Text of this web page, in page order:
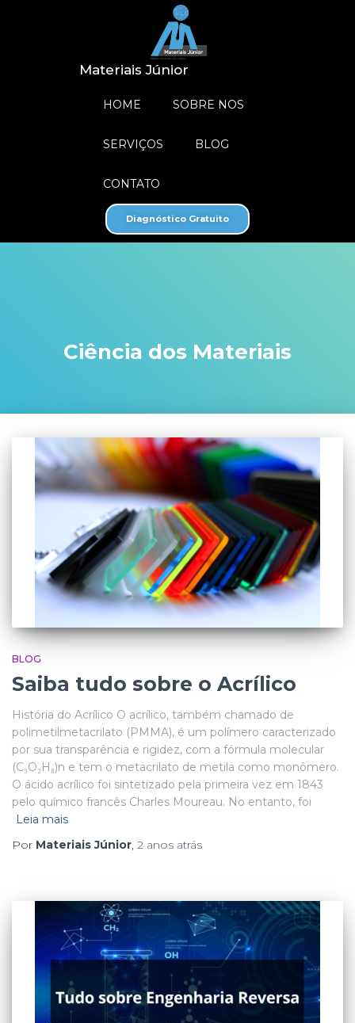
Materiais Júnior
HOME SOBRE NOS
SERVIÇOS BLOG
CONTATO
Diagnóstico Gratuito
Ciência dos Materiais
BLOG
Saiba tudo sobre o Acrílico
História do Acrílico O acrílico, também chamado de
polimetilmetacrilato (PMMA), é um polímero caracterizado
por sua transparência e rigidez, com a fórmula molecular
(C₅O₂H₈)n e tem o metacrilato de metila como monômero.
O ácido acrílico foi sintetizado pela primeira vez em 1843
pelo químico francês Charles Moureau. No entanto, foi
Leia mais
Por Materiais Júnior, 2 anos atrás